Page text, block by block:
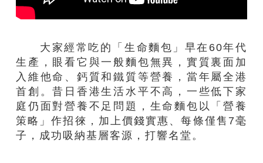
大家經常吃的「生命麵包」早在60年代
生產，眼看它與一般麵包無異，實質裏面加
入維他命、鈣質和鐵質等營養，當年屬全港
首創。昔日香港生活水平不高，一些低下家
庭仍面對營養不足問題，生命麵包以「營養
策略」作招徠，加上價錢實惠、每條僅售7毫
子，成功吸納基層客源，打響名堂。